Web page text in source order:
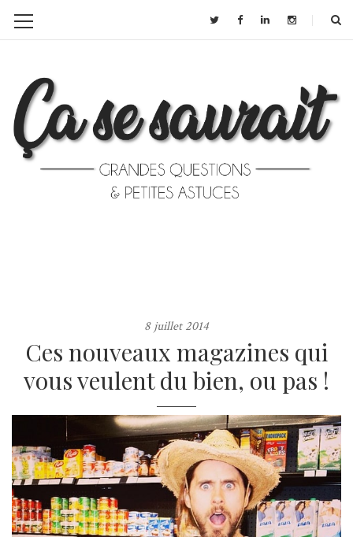
8 juillet 2014
Ces nouveaux magazines qui
vous veulent du bien, ou pas !